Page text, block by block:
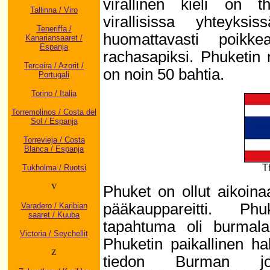
Tallinna / Viro
Teneriffa /
Kanariansaaret /
Espanja
Terceira / Azorit /
Portugali
Torino / Italia
Torremolinos / Costa del
Sol / Espanja
Torrevieja / Costa
Blanca / Espanja
Tukholma / Ruotsi
V
Varadero / Karibian
saaret / Kuuba
Victoria / Seychellit
Z
virallinen kieli on
virallisissa
huomattavasti
rachasapiksi.
on noin 50 bahtia.
Phuket on ollut
pääkauppareitti.
tapahtuma oli
Phuketin paikallinen
tiedon Burman